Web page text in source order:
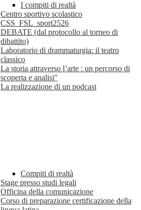
I compiti di realtà
Centro sportivo scolastico
CSS_FSL_sport2526
DEBATE (dal protocollo al torneo di
dibattito)
Laboratorio di drammaturgia: il teatro
classico
La storia attraverso l’arte : un percorso di
scoperta e analisi"
La realizzazione di un podcast
Compiti di realtà
Stage presso studi legali
Officina della comunicazione
Corso di preparazione certificazione della